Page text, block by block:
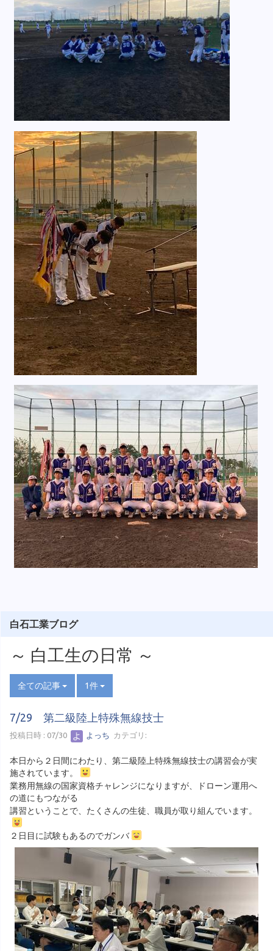
白石工業ブログ
～ 白工生の日常 ～
全ての記事 1件
7/29 第二級陸上特殊無線技士
投稿日時 : 07/30 よっち カテゴリ:
本日から２日間にわたり、第二級陸上特殊無線技士の講習会が実
施されています。
業務用無線の国家資格チャレンジになりますが、ドローン運用へ
の道にもつながる
講習ということで、たくさんの生徒、職員が取り組んでいます。
２日目に試験もあるのでガンバ